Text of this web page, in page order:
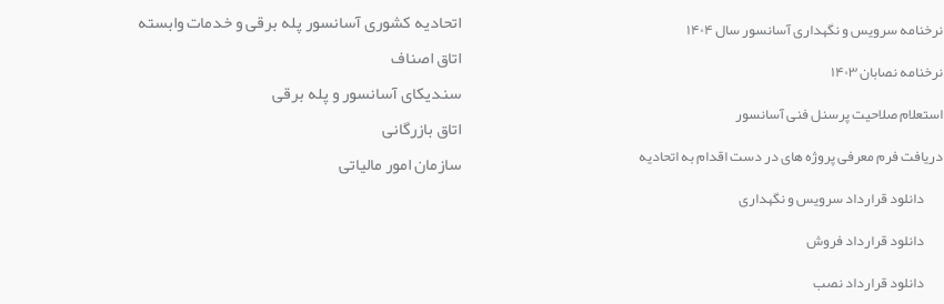
نرخنامه سرویس و نگهداری آسانسور سال ۱۴۰۴
نرخنامه نصابان ۱۴۰۳
استعلام صلاحیت پرسنل فنی آسانسور
دریافت فرم معرفی پروژه های در دست اقدام به اتحادیه
دانلود قرارداد سرویس و نگهداری
دانلود قرارداد فروش
دانلود قرارداد نصب
اتحادیه کشوری آسانسور پله برقی و خدمات وابسته
اتاق اصناف
سندیکای آسانسور و پله برقی
اتاق بازرگانی
سازمان امور مالیاتی